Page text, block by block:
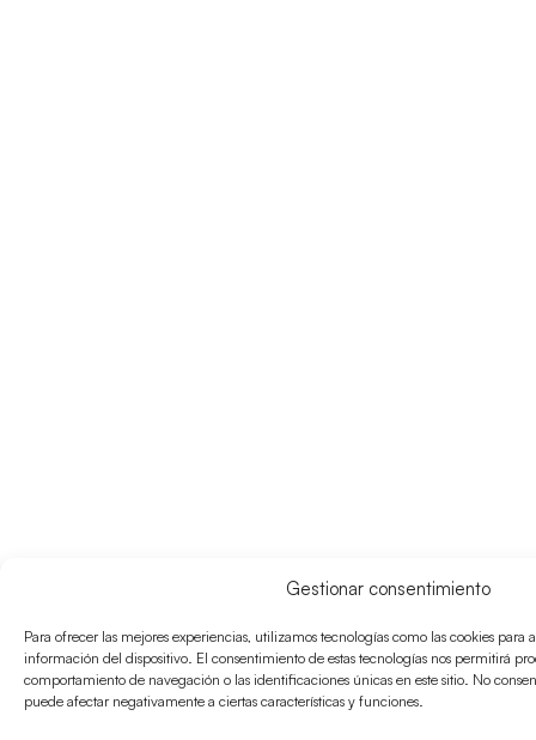
Gestionar consentimiento
Para ofrecer las mejores experiencias, utilizamos tecnologías como las cookies para
información del dispositivo. El consentimiento de estas tecnologías nos permitirá
comportamiento de navegación o las identificaciones únicas en este sitio. No
puede afectar negativamente a ciertas características y funciones.